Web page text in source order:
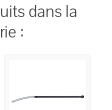
dans la
: